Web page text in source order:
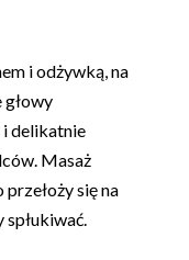
i odżywką, na
głowy
i delikatnie
Masaż
się na
spłukiwać.